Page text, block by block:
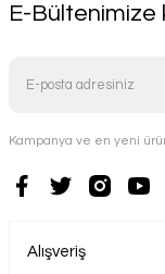
E-Bültenimize
Kampanya ve en yeni
Alışveriş